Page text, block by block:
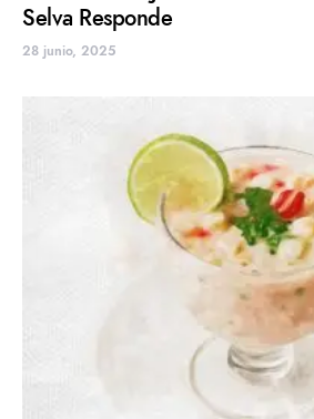
Selva Responde
28 junio, 2025